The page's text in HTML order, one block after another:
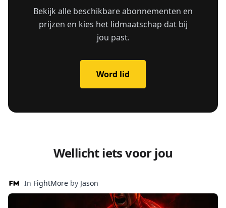
Bekijk alle beschikbare abonnementen en
prijzen en kies het lidmaatschap dat bij
jou past.
Word lid
Wellicht iets voor jou
In FightMore by Jason